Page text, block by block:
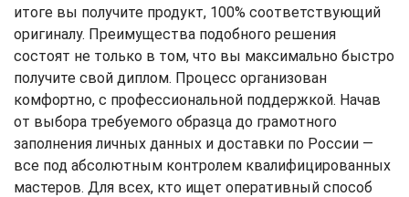
итоге вы получите продукт, 100% соответствующий
оригиналу. Преимущества подобного решения
состоят не только в том, что вы максимально быстро
получите свой диплом. Процесс организован
комфортно, с профессиональной поддержкой. Начав
от выбора требуемого образца до грамотного
заполнения личных данных и доставки по России —
все под абсолютным контролем квалифицированных
мастеров. Для всех, кто ищет оперативный способ